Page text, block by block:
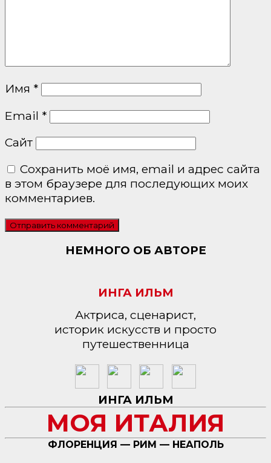
Имя *
Email *
Сайт
Сохранить моё имя, email и адрес сайта
в этом браузере для последующих моих
комментариев.
НЕМНОГО ОБ АВТОРЕ
ИНГА ИЛЬМ
Актриса, сценарист,
историк искусств и просто
путешественница
ИНГА ИЛЬМ
МОЯ ИТАЛИЯ
ФЛОРЕНЦИЯ — РИМ — НЕАПОЛЬ